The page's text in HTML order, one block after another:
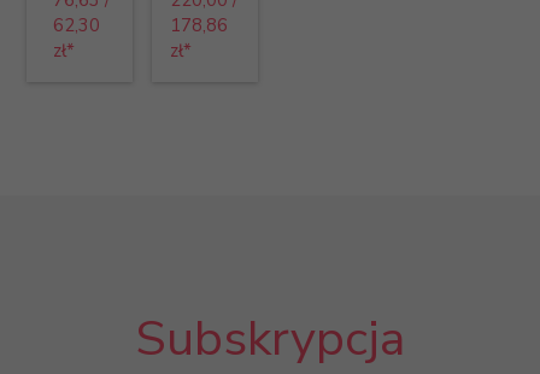
62,30
zł*
178,86
zł*
Subskrypcja